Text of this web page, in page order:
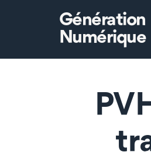
Génération
Numérique